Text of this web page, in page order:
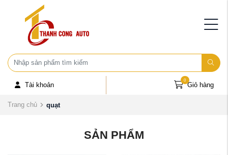
Tài khoản Giỏ hàng
0
Trang chủ quạt
SẢN PHẨM